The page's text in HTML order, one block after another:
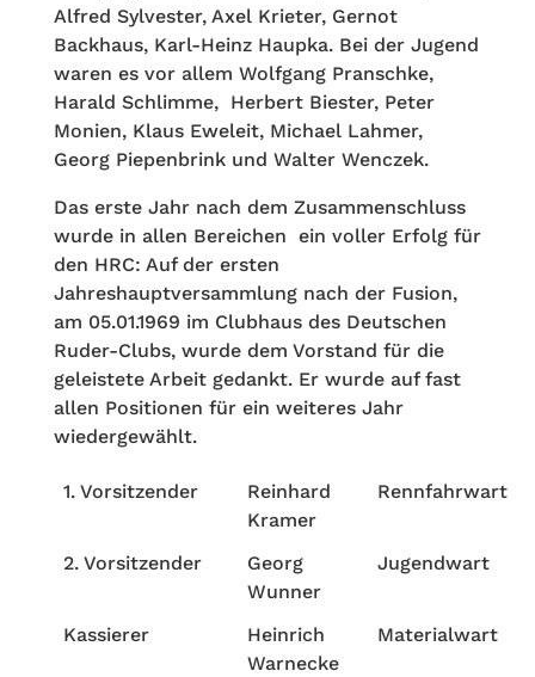
Alfred Sylvester, Axel Krieter, Gernot
Backhaus, Karl-Heinz Haupka. Bei der Jugend
waren es vor allem Wolfgang Pranschke,
Harald Schlimme, Herbert Biester, Peter
Monien, Klaus Eweleit, Michael Lahmer,
Georg Piepenbrink und Walter Wenczek.
Das erste Jahr nach dem Zusammenschluss
wurde in allen Bereichen ein voller Erfolg für
den HRC: Auf der ersten
Jahreshauptversammlung nach der Fusion,
am 05.01.1969 im Clubhaus des Deutschen
Ruder-Clubs, wurde dem Vorstand für die
geleistete Arbeit gedankt. Er wurde auf fast
allen Positionen für ein weiteres Jahr
wiedergewählt.
1. Vorsitzender
Reinhard
Kramer
Rennfahrwart
2. Vorsitzender
Georg
Wunner
Jugendwart
Kassierer
Heinrich
Warnecke
Materialwart